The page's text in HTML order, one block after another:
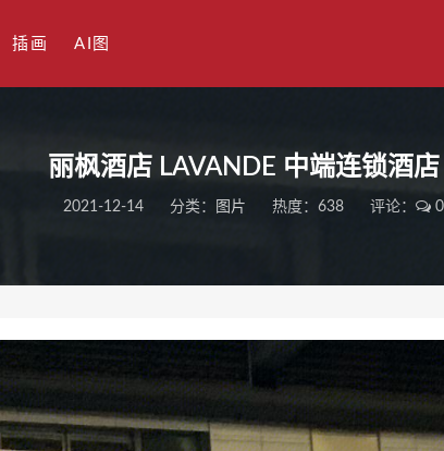
插画 AI图
丽枫酒店 LAVANDE 中端连锁酒
2021-12-14 分类： 图片 热度：638 评论： 0